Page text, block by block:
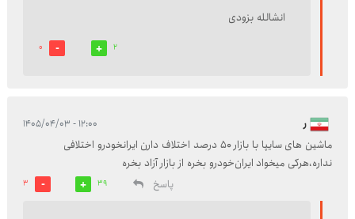
انشالله بزودی
2
0
ر ۱۲:۰۰ - ۱۴۰۵/۰۴/۰۳
ماشین های سایپا با بازار ۵۰ درصد اختلاف دارن ایرانخودرو اختلافی
نداره،هرکی میخواد ایران‌خودرو بخره از بازار آزاد بخره
پاسخ
39
3